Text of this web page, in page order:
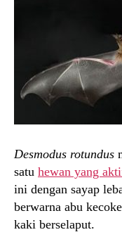
Desmodus rotundus
satu hewan yang
ini dengan sayap
berwarna abu
kaki berselaput.